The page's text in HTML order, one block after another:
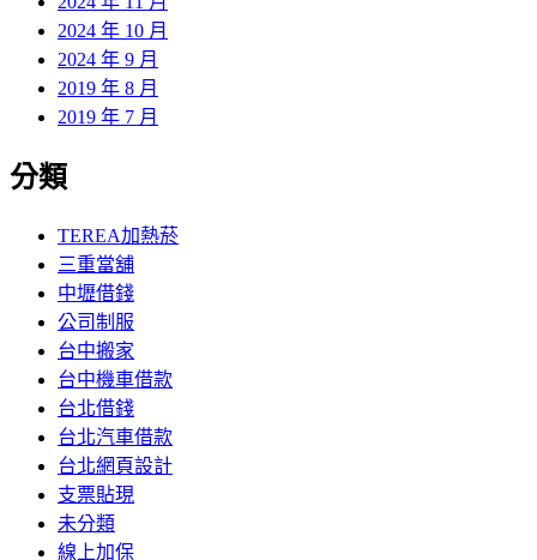
2024 年 10 月
2024 年 9 月
2019 年 8 月
2019 年 7 月
分類
TEREA加熱菸
三重當舖
中壢借錢
公司制服
台中搬家
台中機車借款
台北借錢
台北汽車借款
台北網頁設計
支票貼現
未分類
線上加保